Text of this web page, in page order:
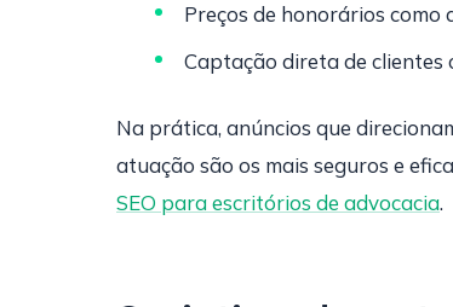
Preços de honorários
Captação direta de clientes
Na prática, anúncios que
atuação são os mais seguros e
SEO para escritórios de advocacia.